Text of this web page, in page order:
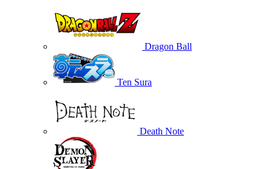
Dragon Ball
Ten Sura
Death Note